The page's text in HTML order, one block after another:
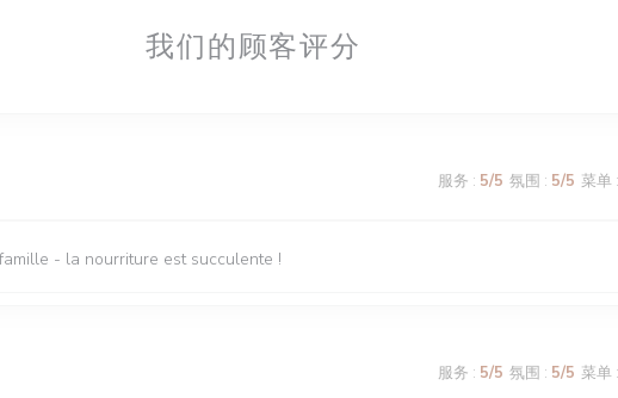
我们的顾客评分
服务 : 5/5 氛围 : 5/5 菜单 :
- la nourriture est succulente !
服务 : 5/5 氛围 : 5/5 菜单 :